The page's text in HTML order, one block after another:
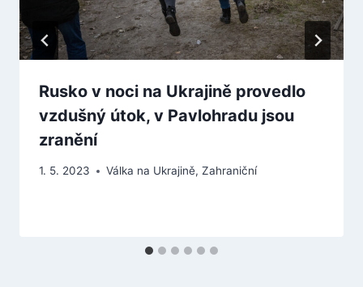
Rusko v noci na Ukrajině provedlo
vzdušný útok, v Pavlohradu jsou
zranění
1. 5. 2023 Válka na Ukrajině, Zahraniční